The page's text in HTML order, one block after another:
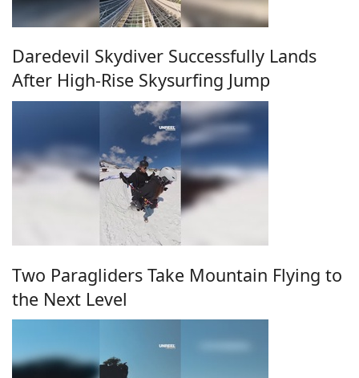
Daredevil Skydiver Successfully Lands
After High-Rise Skysurfing Jump
Two Paragliders Take Mountain Flying to
the Next Level